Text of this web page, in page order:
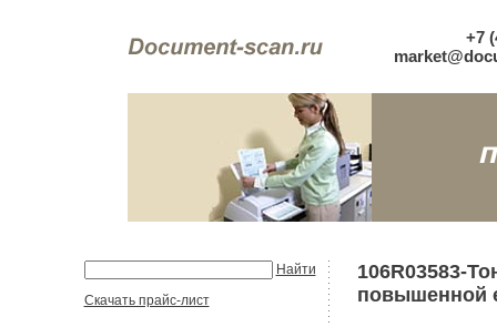
+7
Найти
Скачать прайс-лист
106R03583-
повышенной